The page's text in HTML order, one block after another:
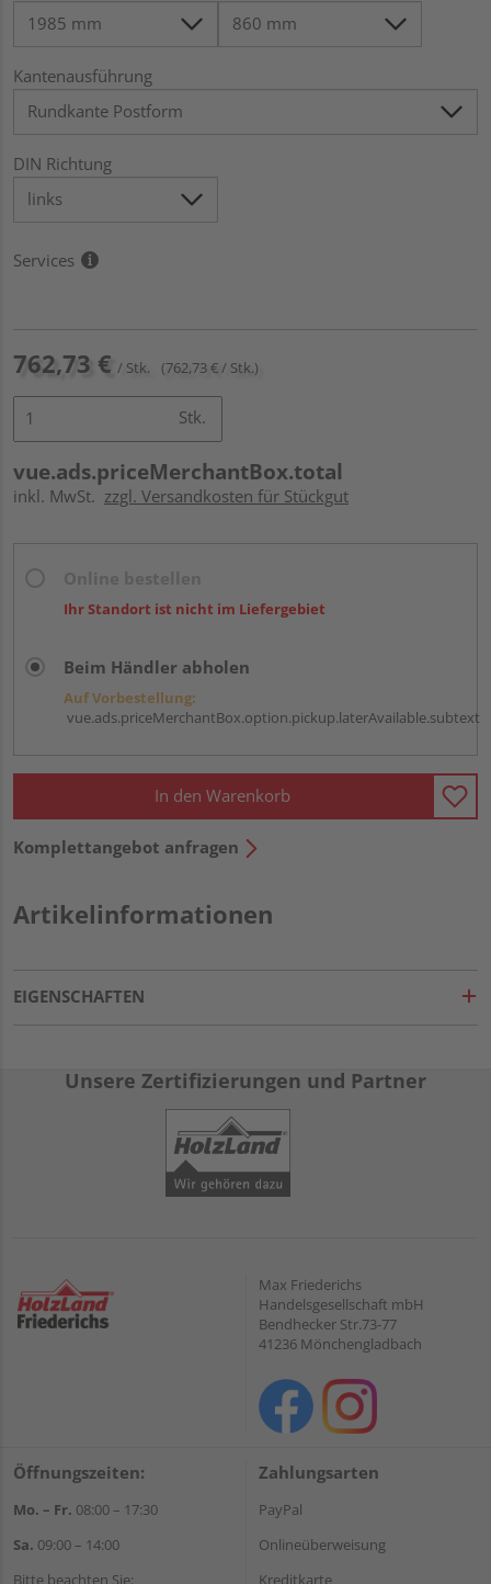
Kantenausführung
DIN Richtung
Services
762,73 € / Stk. (762,73 € / Stk.)
Stk.
vue.ads.priceMerchantBox.total
inkl. MwSt. zzgl. Versandkosten für Stückgut
Ihr Standort ist nicht im Liefergebiet
Beim Händler abholen
Auf Vorbestellung:
vue.ads.priceMerchantBox.option.pickup.laterAvailable.subtext
In den Warenkorb
Komplettangebot anfragen
Artikelinformationen
EIGENSCHAFTEN
Unsere Zertifizierungen und Partner
Max Friederichs
Handelsgesellschaft mbH
Bendhecker Str.73-77
41236 Mönchengladbach
Öffnungszeiten:
Mo. – Fr. 08:00 – 17:30
Sa. 09:00 – 14:00
Bitte beachten Sie:
Zahlungsarten
PayPal
Onlineüberweisung
Kreditkarte